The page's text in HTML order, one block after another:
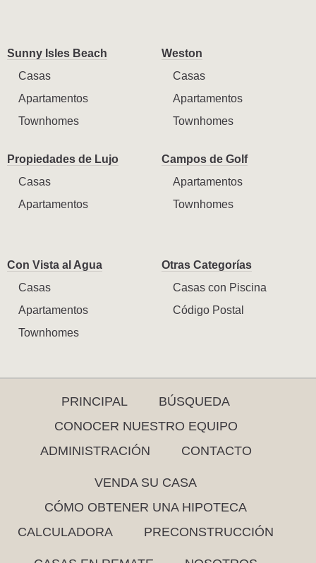
Sunny Isles Beach
Casas
Apartamentos
Townhomes
Weston
Casas
Apartamentos
Townhomes
Propiedades de Lujo
Casas
Apartamentos
Campos de Golf
Apartamentos
Townhomes
Con Vista al Agua
Casas
Apartamentos
Townhomes
Otras Categorías
Casas con Piscina
Código Postal
PRINCIPAL
BÚSQUEDA
CONOCER NUESTRO EQUIPO
ADMINISTRACIÓN
CONTACTO
VENDA SU CASA
CÓMO OBTENER UNA HIPOTECA
CALCULADORA
PRECONSTRUCCIÓN